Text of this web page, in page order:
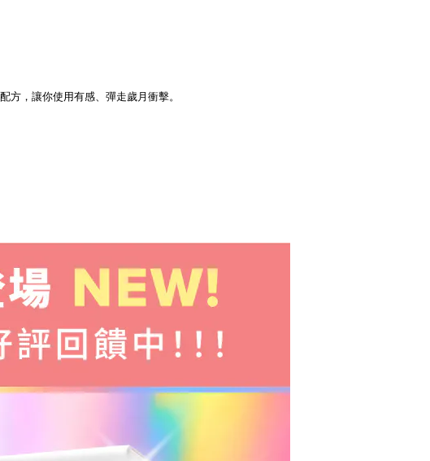
方，讓你使用有感、彈走歲月衝擊。